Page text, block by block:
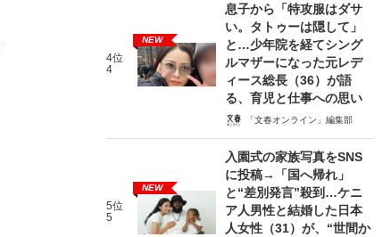
4位
4
NEW
息子から「特攻服はダサ
い。タトゥーは隠して」
と…少年院を経てシング
ルマザーになった元レデ
ィース総長（36）が語
る、育児と仕事への思い
「文春オンライン」編集部
5位
5
NEW
入園式の家族写真をSNS
に投稿→「国へ帰れ」
と“差別発言”殺到…ケニ
ア人男性と結婚した日本
人女性（31）が、“世間か